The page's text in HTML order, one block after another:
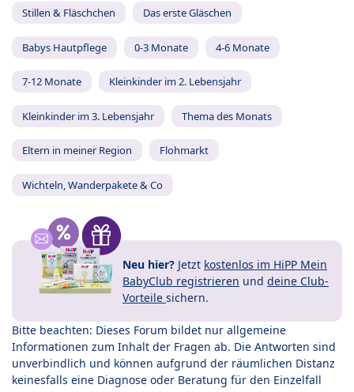
Stillen & Fläschchen Das erste Gläschen
Babys Hautpflege 0-3 Monate 4-6 Monate
7-12 Monate Kleinkinder im 2. Lebensjahr
Kleinkinder im 3. Lebensjahr Thema des Monats
Eltern in meiner Region Flohmarkt
Wichteln, Wanderpakete & Co
Neu hier? Jetzt kostenlos im HiPP Mein
BabyClub registrieren und deine Club-
Vorteile sichern.
Bitte beachten: Dieses Forum bildet nur allgemeine
Informationen zum Inhalt der Fragen ab. Die Antworten sind
unverbindlich und können aufgrund der räumlichen Distanz
keinesfalls eine Diagnose oder Beratung für den Einzelfall